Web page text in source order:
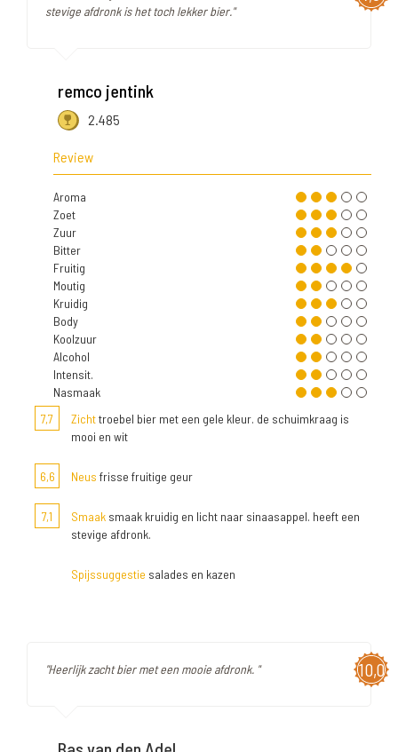
stevige afdronk is het toch lekker bier."
remco jentink
2.485
Review
Aroma
Zoet
Zuur
Bitter
Fruitig
Moutig
Kruidig
Body
Koolzuur
Alcohol
Intensit.
Nasmaak
7,7
Zichttroebel bier met een gele kleur. de schuimkraag is
mooi en wit
6,6 Neus frisse fruitige geur
7,1 Smaak smaak kruidig en licht naar sinaasappel. heeft een
stevige afdronk.
Spijssuggestie salades en kazen
10,0
"Heerlijk zacht bier met een mooie afdronk. "